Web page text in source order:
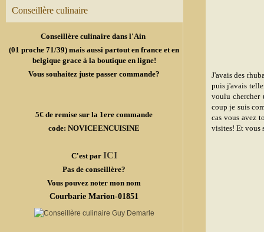
Conseillère culinaire
Conseillère culinaire dans l'Ain
(01 proche 71/39) mais aussi partout en france et en
belgique grace à la boutique en ligne!
Vous souhaitez juste passer commande?
5€ de remise sur la 1ere commande
code: NOVICEENCUISINE
C'est par ICI
Pas de conseillère?
Vous pouvez noter mon nom
Courbarie Marion-01851
J'avais des
puis j'avais
voulu chercher
coup je suis
cas vous avez
visites! Et vous